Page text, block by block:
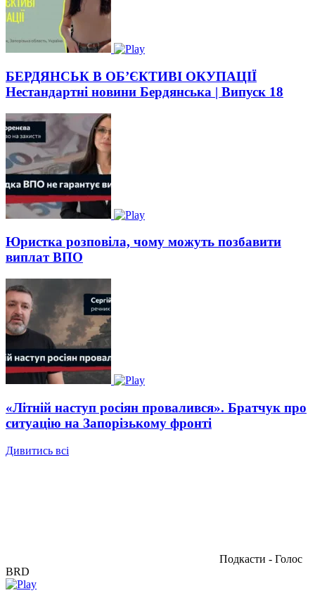
БЕРДЯНСЬК В ОБ’ЄКТИВІ ОКУПАЦІЇ
Нестандартні новини Бердянська | Випуск 18
Юристка розповіла, чому можуть позбавити
виплат ВПО
«Літній наступ росіян провалився». Братчук про
ситуацію на Запорізькому фронті
Дивитись всі
Подкасти - Голос
BRD